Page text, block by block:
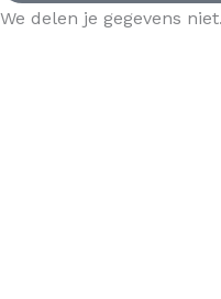
We delen je gegevens